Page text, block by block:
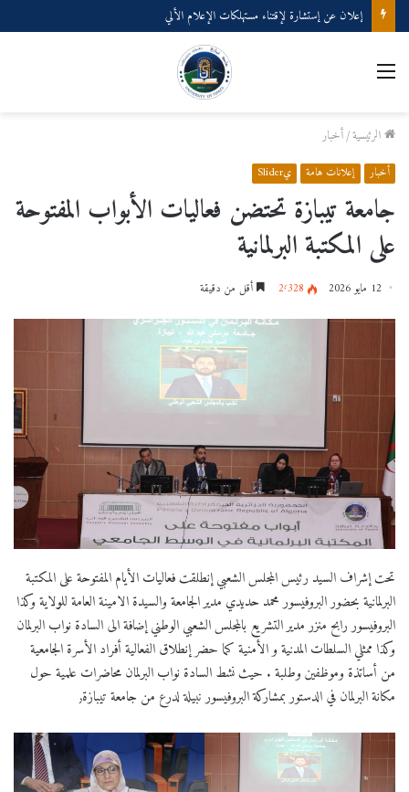
إعلان عن إستشارة لإقتناء مستهلكات الإعلام الألي
القائمة
الرئيسية/أخبار
أخبار إعلانات هامة يSlider
جامعة تيبازة تحتضن فعاليات الأبواب المفتوحة
على المكتبة البرلمانية
12 مايو 2026 2٬328 أقل من دقيقة
تحت إشراف السيد رئيس المجلس الشعبي إنطلقت فعاليات الأيام المفتوحة على المكتبة
البرلمانية بحضور البروفيسور محمد حديدي مدير الجامعة والسيدة الامينة العامة للولاية وكذا
البروفيسور رابح منزر مدير التشريع بالمجلس الشعبي الوطني إضافة الى السادة نواب البرلمان
وكذا ممثلي السلطات المدنية و الأمنية كما حضر إنطلاق الفعالية أفراد الأسرة الجامعية
من أساتذة وموظفين وطلبة . حيث نشط السادة نواب البرلمان محاضرات علمية حول
مكانة البرلمان في الدستور بمشاركة البروفيسور نبيلة لدرع من جامعة تيبازة٫